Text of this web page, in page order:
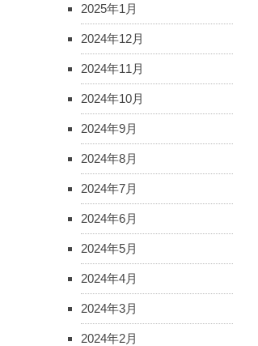
2025年1月
2024年12月
2024年11月
2024年10月
2024年9月
2024年8月
2024年7月
2024年6月
2024年5月
2024年4月
2024年3月
2024年2月